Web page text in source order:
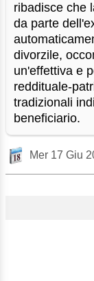
ribadisce che
da parte
divorzile,
un'effettiva e
reddituale-
tradizionali
beneficiario.
Mer 17 Giu